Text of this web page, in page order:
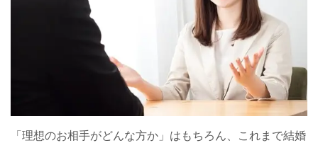
「理想のお相手がどんな方か」はもちろん、これまで結婚